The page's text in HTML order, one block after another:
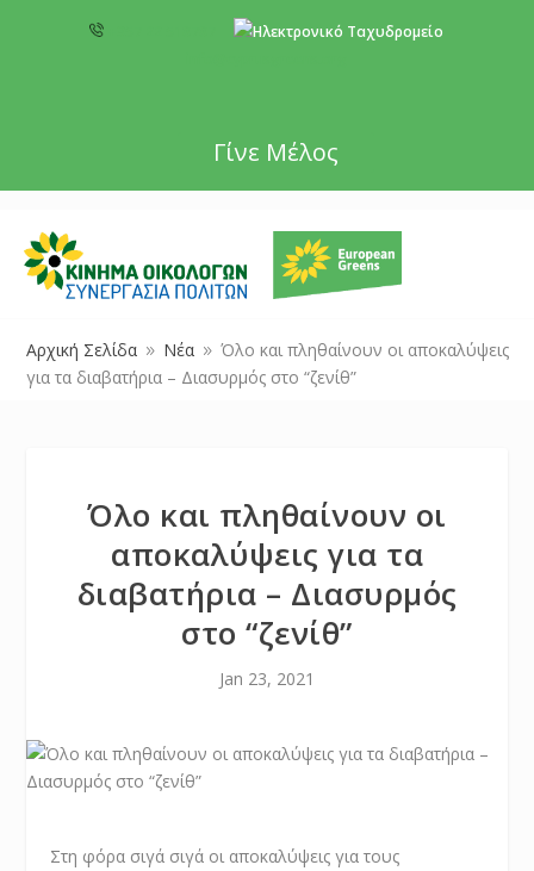
Γίνε Μέλος
Αρχική Σελίδα 9 Νέα 9 Όλο και πληθαίνουν οι αποκαλύψεις
για τα διαβατήρια – Διασυρμός στο “ζενίθ”
Όλο και πληθαίνουν οι
αποκαλύψεις για τα
διαβατήρια – Διασυρμός
στο “ζενίθ”
Jan 23, 2021
Στη φόρα σιγά σιγά οι αποκαλύψεις για τους